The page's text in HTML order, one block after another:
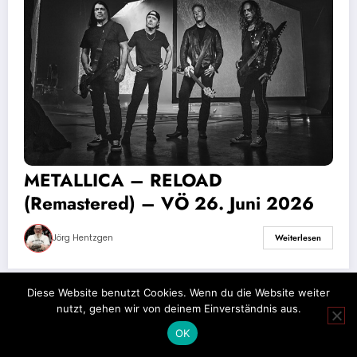
METALLICA – RELOAD
(Remastered) – VÖ 26. Juni 2026
Jörg Hentzgen Weiterlesen
Impressum Datenschutz
Diese Website benutzt Cookies. Wenn du die Website weiter
nutzt, gehen wir von deinem Einverständnis aus.
OK